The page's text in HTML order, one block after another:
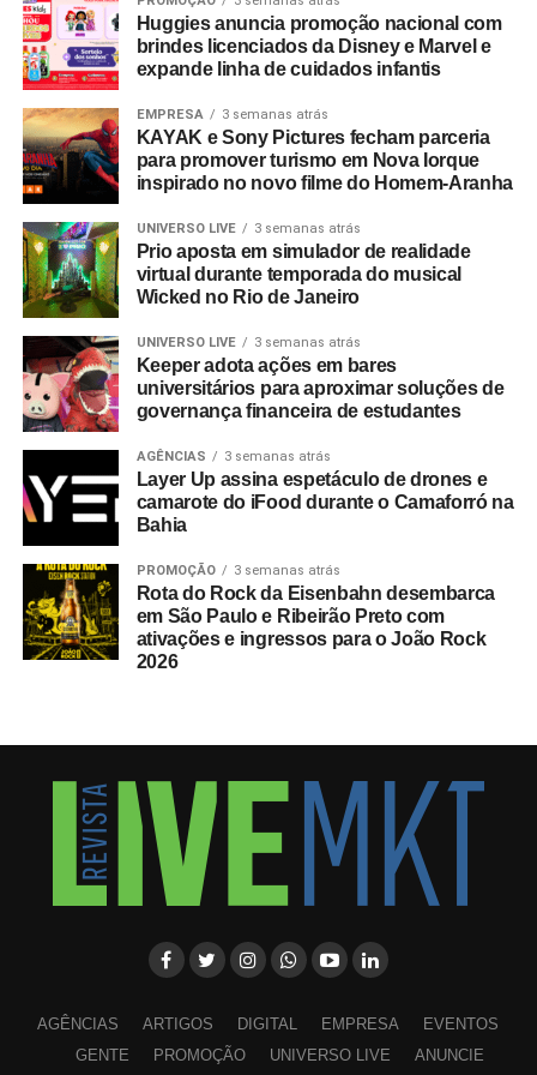
Huggies anuncia promoção nacional com
brindes licenciados da Disney e Marvel e
expande linha de cuidados infantis
EMPRESA 3 semanas atrás
KAYAK e Sony Pictures fecham parceria
para promover turismo em Nova Iorque
inspirado no novo filme do Homem-Aranha
UNIVERSO LIVE 3 semanas atrás
Prio aposta em simulador de realidade
virtual durante temporada do musical
Wicked no Rio de Janeiro
UNIVERSO LIVE 3 semanas atrás
Keeper adota ações em bares
universitários para aproximar soluções de
governança financeira de estudantes
AGÊNCIAS 3 semanas atrás
Layer Up assina espetáculo de drones e
camarote do iFood durante o Camaforró na
Bahia
PROMOÇÃO 3 semanas atrás
Rota do Rock da Eisenbahn desembarca
em São Paulo e Ribeirão Preto com
ativações e ingressos para o João Rock
2026
AGÊNCIAS ARTIGOS DIGITAL EMPRESA
EVENTOS
GENTE
PROMOÇÃO UNIVERSO LIVE ANUNCIE